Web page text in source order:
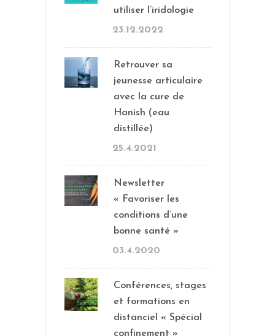
utiliser l’iridologie
23.12.2022
Retrouver sa
jeunesse articulaire
avec la cure de
Hanish (eau
distillée)
25.4.2021
Newsletter
« Favoriser les
conditions d’une
bonne santé »
03.4.2020
Conférences, stages
et formations en
distanciel « Spécial
confinement »